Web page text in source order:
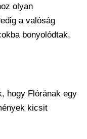
olyan
a valóság
bonyolódtak,
hogy Flórának egy
kicsit